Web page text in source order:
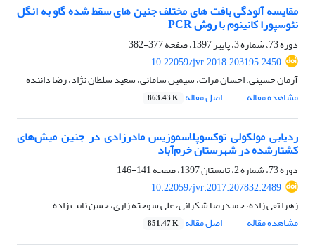
مقایسه آلودگی بافت های مختلف جنین های سقط شده گاو به انگل
نئوسپورا کانینوم با روش PCR
دوره 73، شماره 3، پاییز 1397، صفحه
377-382
10.22059/jvr.2018.203195.2450
آرمان حسینی، احسان مرات، سیمین سامانی، سعید سلطان نژاد، رضا داننده
مشاهده مقاله
اصل مقاله 863.43 K
ردیابی مولکولی توکسوپلاسموزیس مادرزادی در جنین میش‌های
کشتارشده در شهرستان خرم‌آباد
دوره 73، شماره 2، تابستان 1397، صفحه
141-146
10.22059/jvr.2017.207832.2489
زهرا تقی زاده، حمیدرضا شکرانی، علی سوخته زاری، حسن نایب زاده
مشاهده مقاله
اصل مقاله 851.47 K